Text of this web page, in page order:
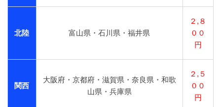
北陸 富山県・石川県・福井県
２,８
００
円
関西
大阪府・京都府・滋賀県・奈良県・和歌
山県・兵庫県
２,５
００
円